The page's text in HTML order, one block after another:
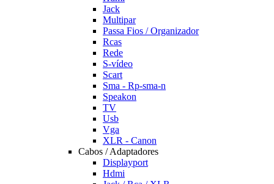
Jack
Multipar
Passa Fios / Organizador
Rcas
Rede
S-vídeo
Scart
Sma - Rp-sma-n
Speakon
TV
Usb
Vga
XLR - Canon
Cabos / Adaptadores
Displayport
Hdmi